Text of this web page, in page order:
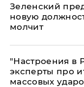
Зеленский
новую
молчит
"Настроения в
эксперты про
массовых